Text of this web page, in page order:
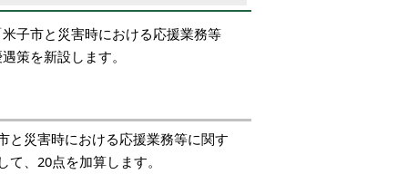
子市と災害時における応援業務等
策を新設します。
と災害時における応援業務等に関す
、20点を加算します。